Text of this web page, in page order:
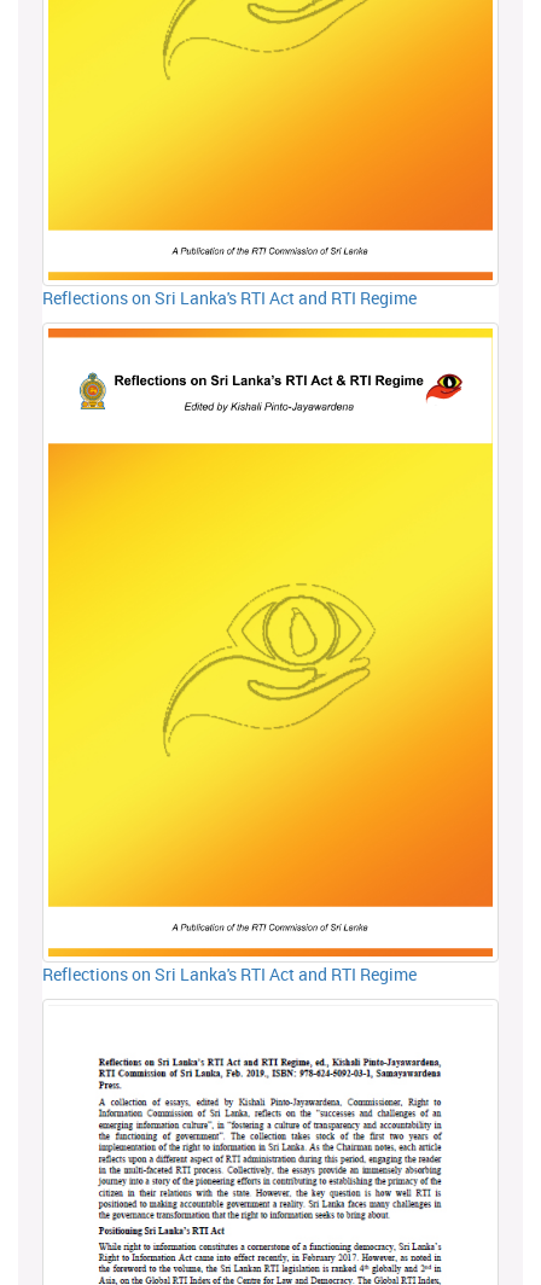
Reflections on Sri Lanka's RTI Act and RTI Regime
Reflections on Sri Lanka's RTI Act and RTI Regime